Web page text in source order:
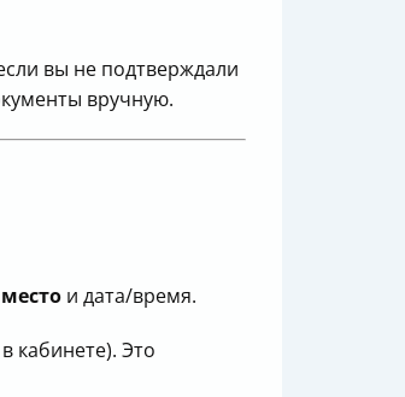
вы не подтверждали
вручную.
место и дата/время.
кабинете). Это